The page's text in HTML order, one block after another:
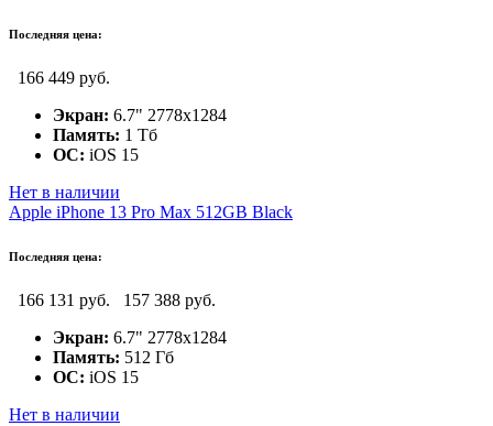
Последняя цена:
166 449 руб.
Экран: 6.7" 2778x1284
Память: 1 Тб
ОС: iOS 15
Нет в наличии
Apple iPhone 13 Pro Max 512GB Black
Последняя цена:
166 131 руб.
157 388 руб.
Экран: 6.7" 2778x1284
Память: 512 Гб
ОС: iOS 15
Нет в наличии